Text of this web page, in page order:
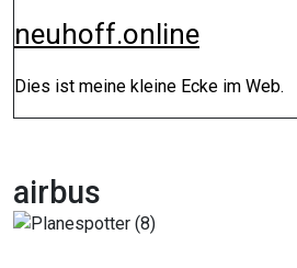
neuhoff.online
Dies ist meine kleine Ecke im Web.
airbus